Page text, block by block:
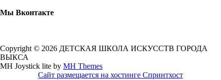
Мы Вконтакте
Copyright © 2026 ДЕТСКАЯ ШКОЛА ИСКУССТВ ГОРОДА
ВЫКСА
MH Joystick lite by MH Themes
Сайт размещается на хостинге Спринтхост